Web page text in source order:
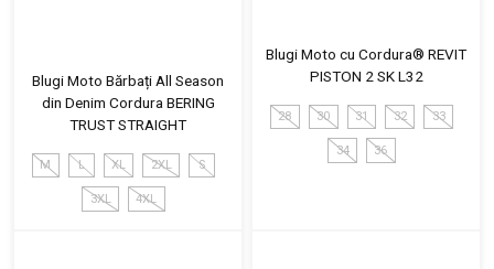
Blugi Moto Bărbați All Season
din Denim Cordura BERING
TRUST STRAIGHT
M L XL 2XL S
3XL 4XL
Blugi Moto cu Cordura® REVIT
PISTON 2 SK L32
28 30 31 32 33
34 36